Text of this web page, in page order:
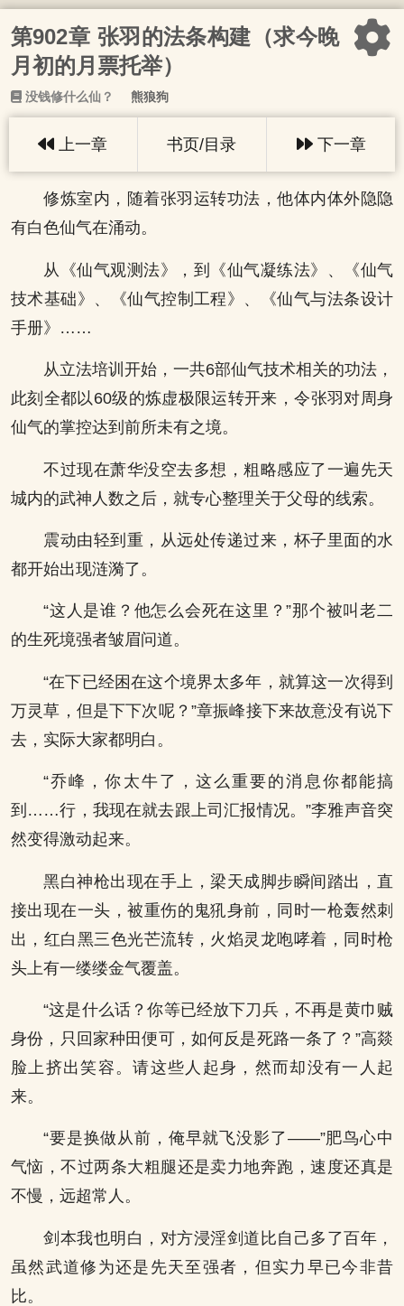
第902章 张羽的法条构建（求今晚
月初的月票托举）
没钱修什么仙？ 熊狼狗
上一章 书页/目录 下一章
修炼室内，随着张羽运转功法，他体内体外隐隐
有白色仙气在涌动。
从《仙气观测法》，到《仙气凝练法》、《仙气
技术基础》、《仙气控制工程》、《仙气与法条设计
手册》……
从立法培训开始，一共6部仙气技术相关的功法，
此刻全都以60级的炼虚极限运转开来，令张羽对周身
仙气的掌控达到前所未有之境。
不过现在萧华没空去多想，粗略感应了一遍先天
城内的武神人数之后，就专心整理关于父母的线索。
震动由轻到重，从远处传递过来，杯子里面的水
都开始出现涟漪了。
“这人是谁？他怎么会死在这里？”那个被叫老二
的生死境强者皱眉问道。
“在下已经困在这个境界太多年，就算这一次得到
万灵草，但是下下次呢？”章振峰接下来故意没有说下
去，实际大家都明白。
“乔峰，你太牛了，这么重要的消息你都能搞
到……行，我现在就去跟上司汇报情况。”李雅声音突
然变得激动起来。
黑白神枪出现在手上，梁天成脚步瞬间踏出，直
接出现在一头，被重伤的鬼犼身前，同时一枪轰然刺
出，红白黑三色光芒流转，火焰灵龙咆哮着，同时枪
头上有一缕缕金气覆盖。
“这是什么话？你等已经放下刀兵，不再是黄巾贼
身份，只回家种田便可，如何反是死路一条了？”高燚
脸上挤出笑容。请这些人起身，然而却没有一人起
来。
“要是换做从前，俺早就飞没影了——”肥鸟心中
气恼，不过两条大粗腿还是卖力地奔跑，速度还真是
不慢，远超常人。
剑本我也明白，对方浸淫剑道比自己多了百年，
虽然武道修为还是先天至强者，但实力早已今非昔
比。